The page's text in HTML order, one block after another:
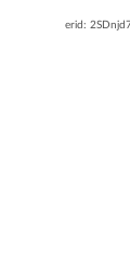
erid: